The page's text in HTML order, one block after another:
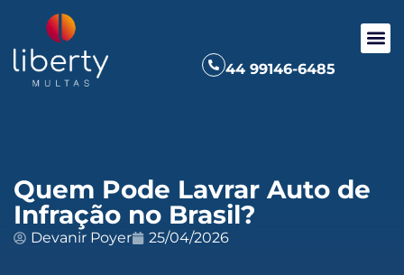
44 99146-6485
Quem Pode Lavrar Auto de
Infração no Brasil?
Devanir Poyer 25/04/2026